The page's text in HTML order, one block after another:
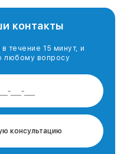
контакты
течение 15 минут, и
любому вопросу
консультацию